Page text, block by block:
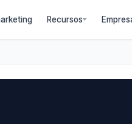
Recursos